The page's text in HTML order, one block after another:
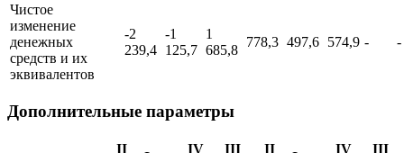
Чистое
изменение
денежных
средств и их
эквивалентов
-2
239,4
-1
125,7
1
685,8
778,3 497,6 574,9 - -
Дополнительные параметры
II IV III II IV III